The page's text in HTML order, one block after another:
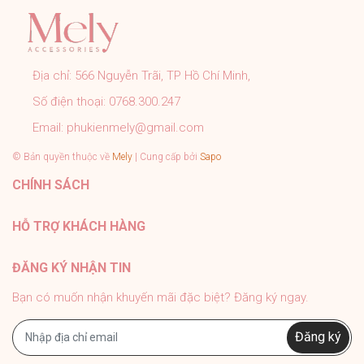
➤ Sản phẩm đúng với mô tả, hình ảnh shop đăng.
➤ Đơn hàng được kiểm tra, đóng gói cẩn thận đúng quy
trình trước khi gửi.
➤ Tất cả sản phẩm của Mely đều có chính sách bảo
➤ Tư vấn nhiệt tình 24/7, hỗ trợ khách tận tình sau bán
hàng.
#phukien #mely #titan #trangsuc
Địa chỉ: 566 Nguyễn Trãi, TP Hồ Chí Minh,
Số điện thoại: 0768.300.247
Email: phukienmely@gmail.com
© Bản quyền thuộc về Mely | Cung cấp bởi Sapo
CHÍNH SÁCH
HỖ TRỢ KHÁCH HÀNG
ĐĂNG KÝ NHẬN TIN
Bạn có muốn nhận khuyến mãi đặc biệt? Đăng ký ngay.
Đăng ký